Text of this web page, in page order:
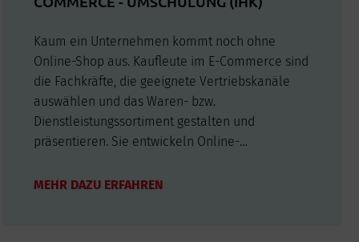
Kaum ein Unternehmen kommt noch ohne
Online-Shop aus. Kaufleute im E-Commerce sind
die Fachkräfte, die geeignete Vertriebskanäle
auswählen und das Waren- bzw.
Dienstleistungssortiment gestalten und
präsentieren. Sie entwickeln Online-
werten den Werbeerfolg aus. Zusätzlich sorgen
MEHR DAZU ERFAHREN